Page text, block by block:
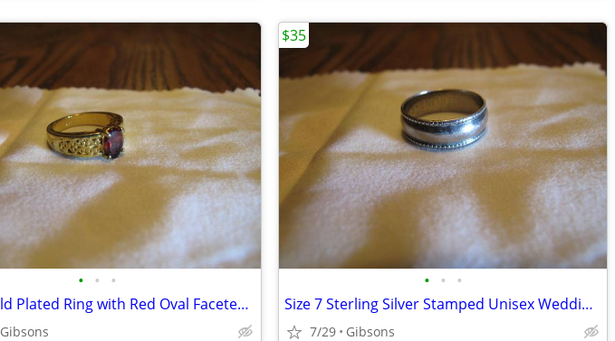
• • •
Size 6 Gold Plated Ring with Red Oval Faceted Tourmaline Gemstone No M
Gibsons
• • •
Size 7 Sterling Silver Stamped Unisex Wedding Band 1g
7/29 Gibsons
$35